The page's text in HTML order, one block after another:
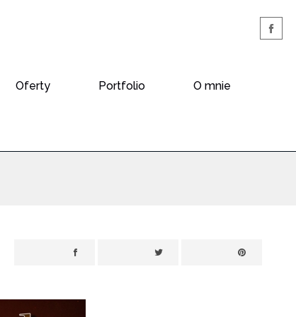
Oferty Portfolio O mnie